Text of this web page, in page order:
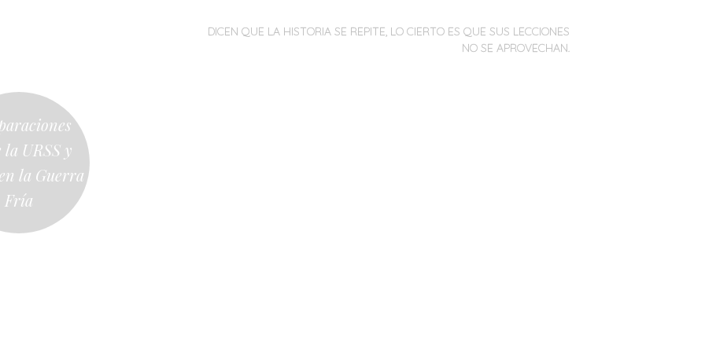
MENÚ
SALTARDICEN QUE LA HISTORIA SE REPITE, LO CIERTO ES QUE SUS LECCIONES
NO SE APROVECHAN.
URSS y
la Guerra
Fría